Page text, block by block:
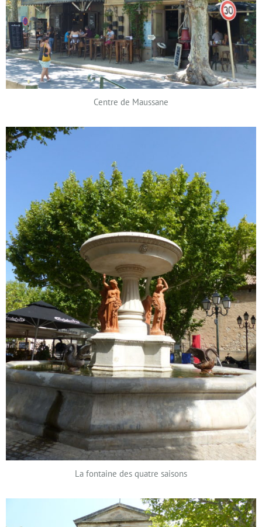
Centre de Maussane
La fontaine des quatre saisons